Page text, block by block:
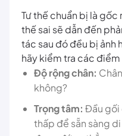
Tư thế chuẩn bị là
thế sai sẽ dẫn đến
tác sau đó đều bị ảnh
hãy kiểm tra các điểm
Độ rộng chân:
không?
Trọng tâm: Đầu gối
thấp để sẵn sàng